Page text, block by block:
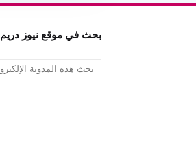
بحث في موقع نيوز دريم